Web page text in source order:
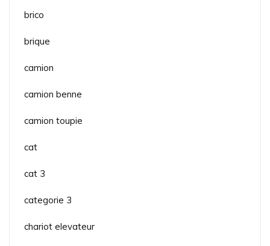
brico
brique
camion
camion benne
camion toupie
cat
cat 3
categorie 3
chariot elevateur